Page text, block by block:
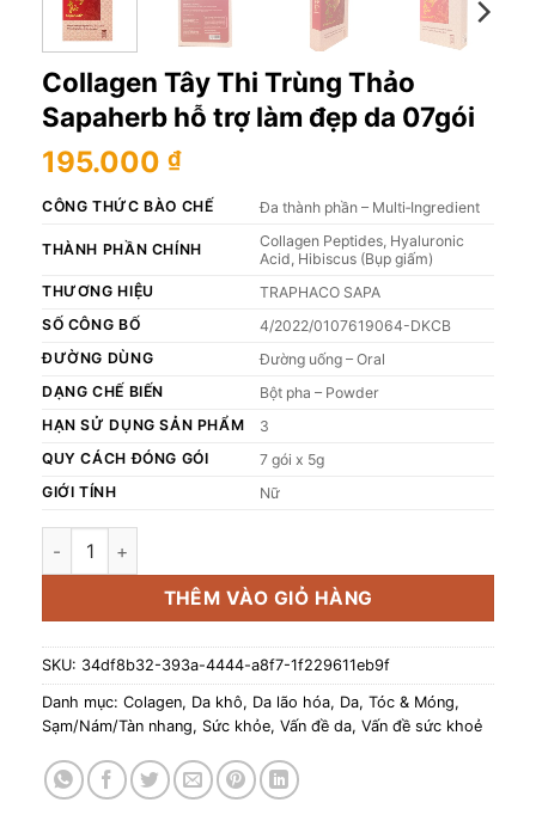
Collagen Tây Thi Trùng Thảo
Sapaherb hỗ trợ làm đẹp da 07gói
195.000 ₫
CÔNG THỨC BÀO CHẾ Đa thành phần – Multi‑Ingredient
THÀNH PHẦN CHÍNH
Collagen Peptides, Hyaluronic
Acid, Hibiscus (Bụp giấm)
THƯƠNG HIỆU
TRAPHACO SAPA
SỐ CÔNG BỐ
4/2022/0107619064-DKCB
ĐƯỜNG DÙNG
Đường uống – Oral
DẠNG CHẾ BIẾN
Bột pha – Powder
HẠN SỬ DỤNG SẢN PHẨM
3
QUY CÁCH ĐÓNG GÓI
7 gói x 5g
GIỚI TÍNH
Nữ
Collagen Tây Thi Trùng Thảo Sapaherb hỗ trợ làm đẹp da
THÊM VÀO GIỎ HÀNG
SKU: 34df8b32-393a-4444-a8f7-1f229611eb9f
Danh mục: Colagen, Da khô, Da lão hóa, Da, Tóc & Móng,
Sạm/Nám/Tàn nhang, Sức khỏe, Vấn đề da, Vấn đề sức khoẻ